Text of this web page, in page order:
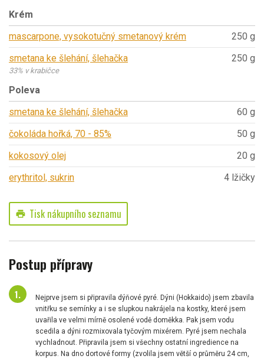
Krém
mascarpone, vysokotučný smetanový krém
250 g
smetana ke šlehání, šlehačka
33% v krabičce
250 g
Poleva
smetana ke šlehání, šlehačka
60 g
čokoláda hořká, 70 - 85%
50 g
kokosový olej
20 g
erythritol, sukrin
4 lžičky
print Tisk nákupního seznamu
Postup přípravy
Nejprve jsem si připravila dýňové pyré. Dýni (Hokkaido) jsem zbavila
vnitřku se semínky a i se slupkou nakrájela na kostky, které jsem
uvařila ve velmi mírně osolené vodě doměkka. Pak jsem vodu
scedila a dýni rozmixovala tyčovým mixérem. Pyré jsem nechala
vychladnout. Připravila jsem si všechny ostatní ingredience na
korpus. Na dno dortové formy (zvolila jsem větší o průměru 24 cm,